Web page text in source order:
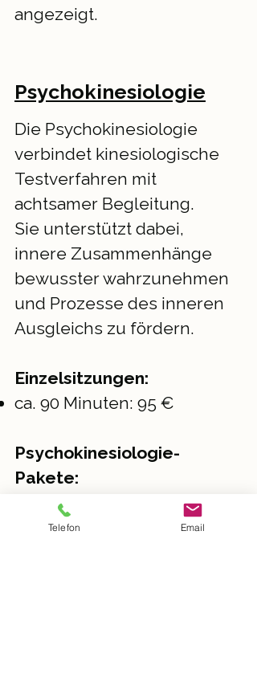
angezeigt.
Psychokinesiologie
Die Psychokinesiologie
verbindet kinesiologische
Testverfahren mit
achtsamer Begleitung.
Sie unterstützt dabei,
innere Zusammenhänge
bewusster wahrzunehmen
und Prozesse des inneren
Ausgleichs zu fördern.
Einzelsitzungen:
ca. 90 Minuten: 95 €
Psychokinesiologie-
Pakete:
3er-Paket: 270 €
5er-Paket: 440 €
Telefon Email